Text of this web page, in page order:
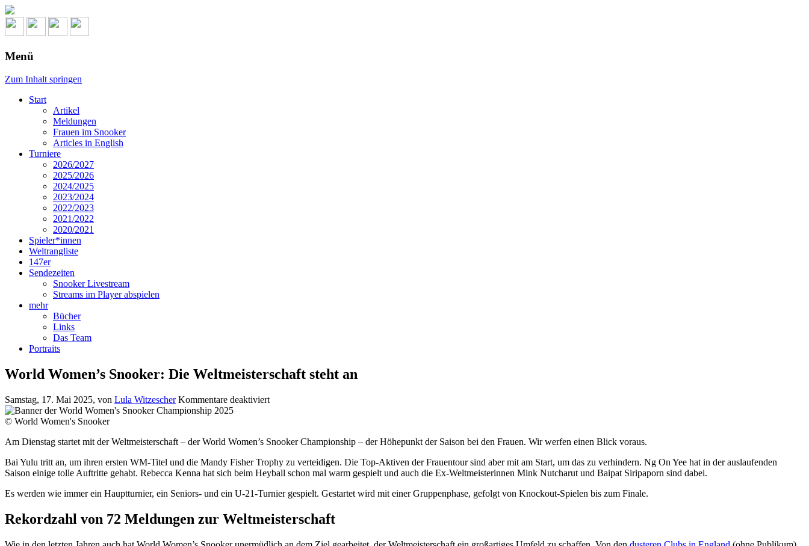
Menü
Zum Inhalt springen
Start
Artikel
Meldungen
Frauen im Snooker
Articles in English
Turniere
2026/2027
2025/2026
2024/2025
2023/2024
2022/2023
2021/2022
2020/2021
Spieler*innen
Weltrangliste
147er
Sendezeiten
Snooker Livestream
Streams im Player abspielen
mehr
Bücher
Links
Das Team
Portraits
World Women’s Snooker: Die Weltmeisterschaft steht an
Samstag, 17. Mai 2025, von Lula Witzescher Kommentare deaktiviertfür
Die
steht
an
© World Women's Snooker
Am Dienstag startet mit der Weltmeisterschaft – der World Women’s Snooker Championship – der Höhepunkt der Saison bei den Frauen. Wir werfen einen Blick voraus.
Bai Yulu tritt an, um ihren ersten WM-Titel und die Mandy Fisher Trophy zu verteidigen. Die Top-Aktiven der Frauentour sind aber mit am Start, um das zu verhindern. Ng On Yee hat in der auslaufenden
Saison einige tolle Auftritte gehabt. Rebecca Kenna hat sich beim Heyball schon mal warm gespielt und auch die Ex-Weltmeisterinnen Mink Nutcharut und Baipat Siripaporn sind dabei.
Es werden wie immer ein Hauptturnier, ein Seniors- und ein U-21-Turnier gespielt. Gestartet wird mit einer Gruppenphase, gefolgt von Knockout-Spielen bis zum Finale.
Rekordzahl von 72 Meldungen zur Weltmeisterschaft